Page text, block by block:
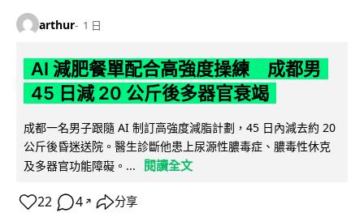
arthur 1 日
AI 減肥餐單配合高強度操練 成都男
45 日減 20 公斤後多器官衰竭
成都一名男子跟隨 AI 制訂高強度減脂計劃，45 日內減去約 20
公斤後昏迷送院。醫生診斷他患上尿源性膿毒症、膿毒性休克
及多器官功能障礙。...
閱讀全文
22 4 ↗ 分享